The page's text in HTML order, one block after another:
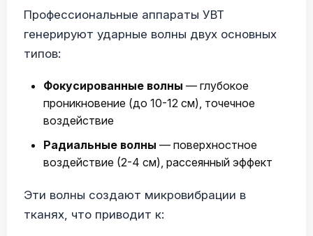
Профессиональные аппараты УВТ
генерируют ударные волны двух основных
типов:
Фокусированные волны — глубокое
проникновение (до 10-12 см), точечное
воздействие
Радиальные волны — поверхностное
воздействие (2-4 см), рассеянный эффект
Эти волны создают микровибрации в
тканях, что приводит к: